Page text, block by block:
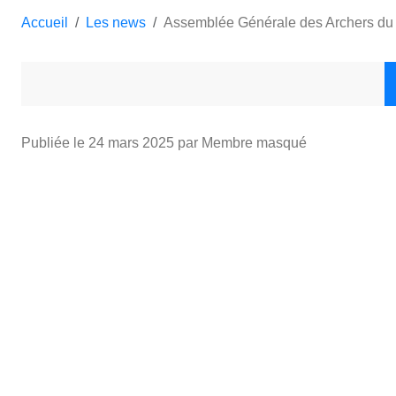
Accueil Les news Assemblée Générale des Archers
Publiée le 24 mars 2025 par Membre masqué